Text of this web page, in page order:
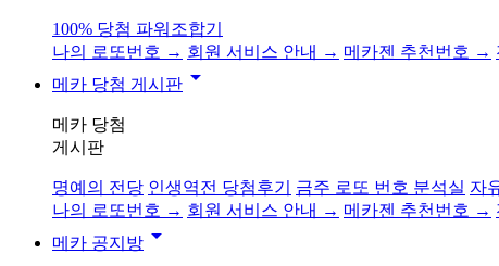
100% 당첨 파워조합기
나의 로또번호 → 회원 서비스 안내 → 메카젠 추천번호 →
메카 당첨 게시판 arrow_drop_down
메카 당첨
게시판
명예의 전당 인생역전 당첨후기 금주 로또 번호 분석실 자
나의 로또번호 → 회원 서비스 안내 → 메카젠 추천번호 →
메카 공지방 arrow_drop_down